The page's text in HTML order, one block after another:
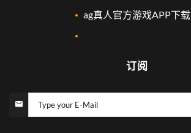
ag真人官方游戏APP下载
订阅
Type your E-Mail